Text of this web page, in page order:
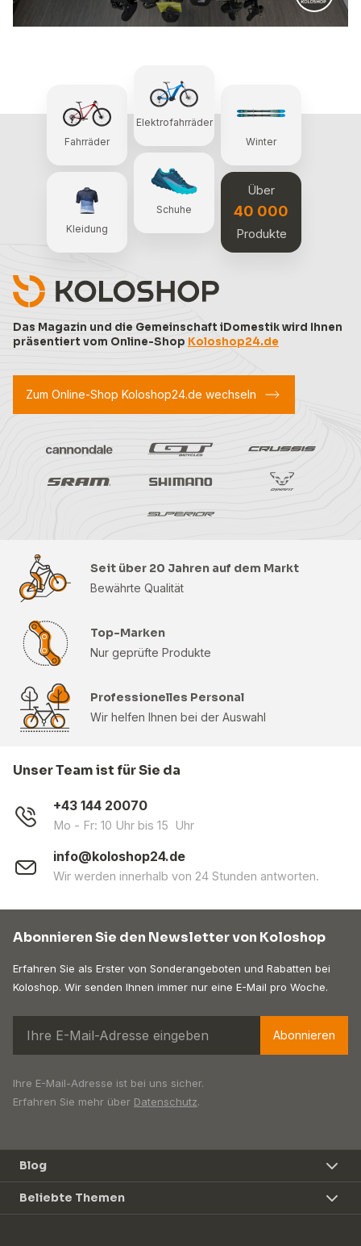
Das Magazin und die Gemeinschaft iDomestik wird Ihnen
präsentiert vom Online-Shop Koloshop24.de
Fahrräder
Elektrofahrräder
Winter
Kleidung
Schuhe
Über
40 000
Produkte
Zum Online-Shop Koloshop24.de wechseln
Seit über 20 Jahren auf dem Markt
Bewährte Qualität
Top-Marken
Nur geprüfte Produkte
Professionelles Personal
Wir helfen Ihnen bei der Auswahl
Unser Team ist für Sie da
+43 144 20070
Mo - Fr: 10 Uhr bis 15 Uhr
info@koloshop24.de
Wir werden innerhalb von 24 Stunden antworten.
Abonnieren Sie den Newsletter von Koloshop
Erfahren Sie als Erster von Sonderangeboten und Rabatten bei
Koloshop. Wir senden Ihnen immer nur eine E-Mail pro Woche.
Abonnieren
Ihre E-Mail-Adresse ist bei uns sicher.
Erfahren Sie mehr über Datenschutz.
Blog
Beliebte Themen